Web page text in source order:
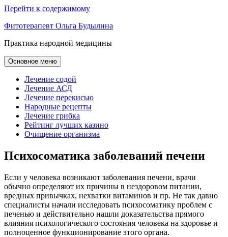
Перейти к содержимому
Фитотерапевт Ольга Будылина
Практика народной медицины
Основное меню
Лечение содой
Лечение АСД
Лечение перекисью
Народные рецепты
Лечение грибка
Рейтинг лучших казино
Очищение организма
Психосоматика заболеваний печени
Если у человека возникают заболевания печени, врачи
обычно определяют их причины в нездоровом питании,
вредных привычках, нехватки витаминов и пр. Не так давно
специалисты начали исследовать психосоматику проблем с
печенью и действительно нашли доказательства прямого
влияния психологического состояния человека на здоровье и
полноценное функционирование этого органа.